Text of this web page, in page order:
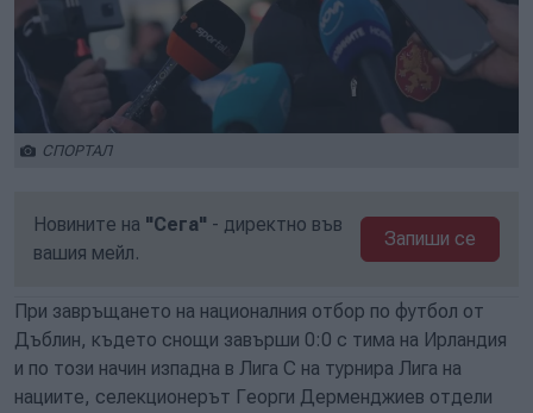
СПОРТАЛ
Новините на "Сега" - директно във
вашия мейл.
Запиши се
При завръщането на националния отбор по футбол от
Дъблин, където снощи завърши 0:0 с тима на Ирландия
и по този начин изпадна в Лига С на турнира Лига на
нациите, селекционерът Георги Дерменджиев отдели